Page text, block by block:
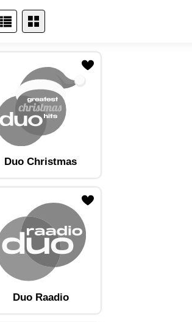
Duo Christmas
Duo Raadio